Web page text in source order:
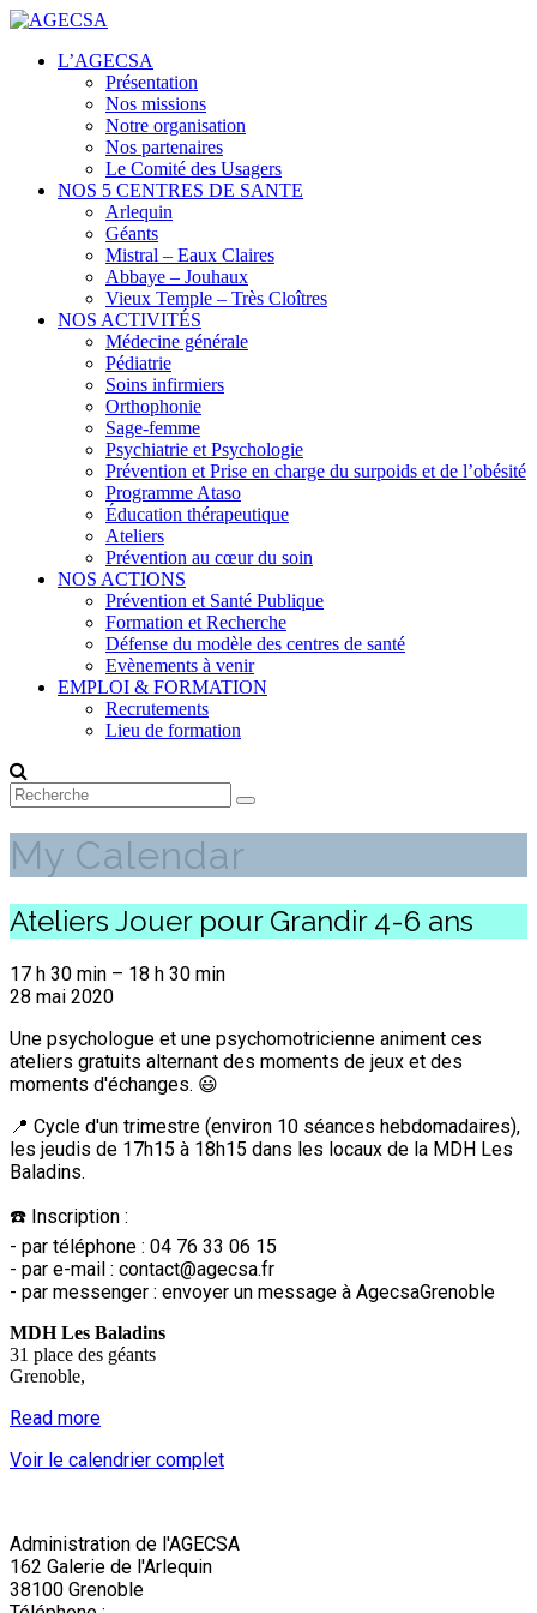
AGECSA
Centres de santé
L’AGECSA
Présentation
Nos missions
Notre organisation
Nos partenaires
Le Comité des Usagers
NOS 5 CENTRES DE SANTE
Arlequin
Géants
Mistral – Eaux Claires
Abbaye – Jouhaux
Vieux Temple – Très Cloîtres
NOS ACTIVITÉS
Médecine générale
Pédiatrie
Soins infirmiers
Orthophonie
Sage-femme
Psychiatrie et Psychologie
Prévention et Prise en charge du surpoids et de l’obésité
Programme Ataso
Éducation thérapeutique
Ateliers
Prévention au cœur du soin
NOS ACTIONS
Prévention et Santé Publique
Formation et Recherche
Défense du modèle des centres de santé
Evènements à venir
EMPLOI & FORMATION
Recrutements
Lieu de formation
My Calendar
Ateliers Jouer pour Grandir 4-6 ans
17 h 30 min – 18 h 30 min
28 mai 2020
Une psychologue et une psychomotricienne animent ces
ateliers gratuits alternant des moments de jeux et des
moments d'échanges. 😃
📍 Cycle d'un trimestre (environ 10 séances hebdomadaires),
les jeudis de 17h15 à 18h15 dans les locaux de la MDH Les
Baladins.
☎️ Inscription :
- par téléphone : 04 76 33 06 15
- par e-mail : contact@agecsa.fr
- par messenger : envoyer un message à AgecsaGrenoble
MDH Les Baladins
31 place des géants
Grenoble,
Read more
Voir le calendrier complet
Administration de l'AGECSA
162 Galerie de l'Arlequin
38100 Grenoble